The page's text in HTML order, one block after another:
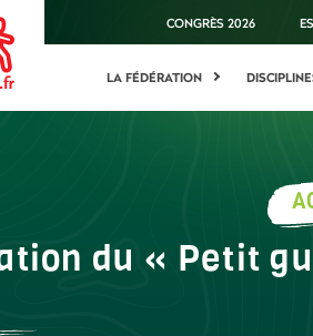
CONGRÈS 2026
LA FÉDÉRATION
du « Petit